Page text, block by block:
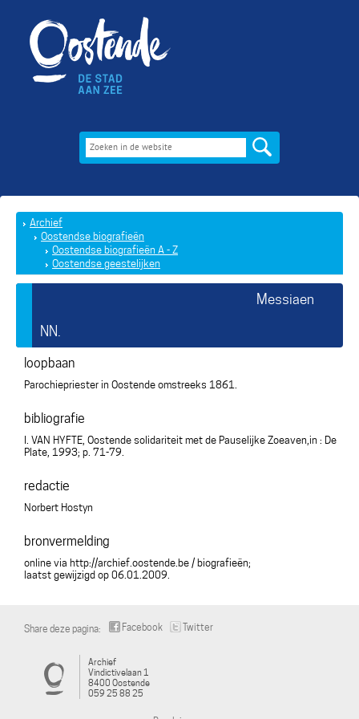
Archief
Oostendse biografieën
Oostendse biografieën A - Z
Oostendse geestelijken
Messiaen
NN.
loopbaan
Parochiepriester in Oostende omstreeks 1861.
bibliografie
I. VAN HYFTE, Oostende solidariteit met de Pauselijke Zoeaven,in : De
Plate, 1993; p. 71-79.
redactie
Norbert Hostyn
bronvermelding
online via http://archief.oostende.be / biografieën;
laatst gewijzigd op 06.01.2009.
Share deze pagina: Facebook Twitter
Archief
Vindictivelaan 1
8400 Oostende
059 25 88 25